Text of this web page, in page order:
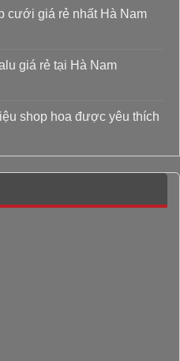
cưới giá rẻ nhất Hà Nam
giá rẻ tại Hà Nam
shop hoa được yêu thích